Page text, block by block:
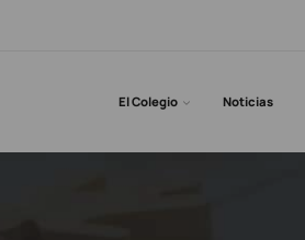
El Colegio Noticias